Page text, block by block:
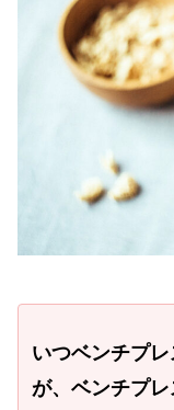
いつベンチプ
が、ベンチプ